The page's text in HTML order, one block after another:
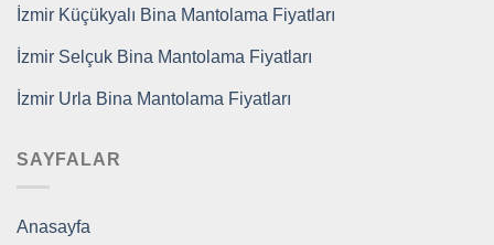
İzmir Küçükyalı Bina Mantolama Fiyatları
İzmir Selçuk Bina Mantolama Fiyatları
İzmir Urla Bina Mantolama Fiyatları
SAYFALAR
Anasayfa